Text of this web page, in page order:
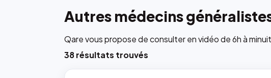
Autres médecins
Qare vous propose de consulter en vidéo de 6h à
38 résultats trouvés